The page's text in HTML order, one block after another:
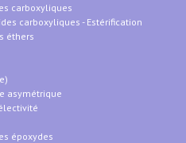
carboxyliques
carboxyliques - Estérification
éthers
asymétrique
époxydes